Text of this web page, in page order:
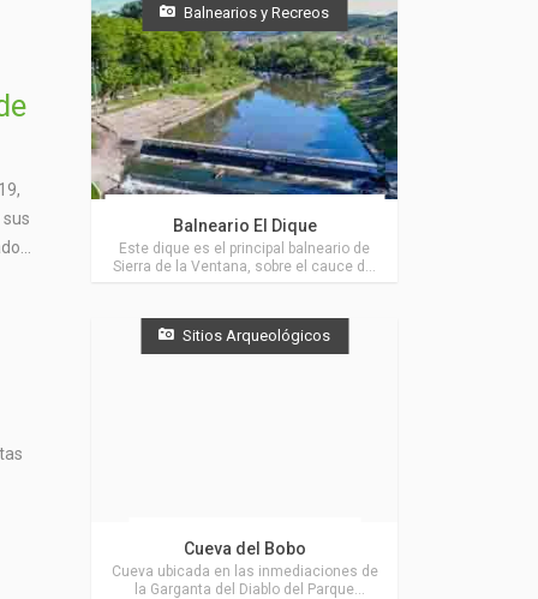
Balnearios y Recreos
Balneario El Dique
Este dique es el principal balneario de
Sierra de la Ventana, sobre el cauce del
Sitios Arqueológicos
Cueva del Bobo
Cueva ubicada en las inmediaciones de
la Garganta del Diablo del Parque